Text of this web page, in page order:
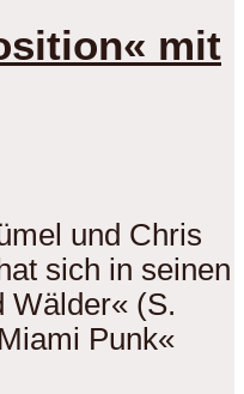
mit
und Chris
sich in seinen
Wälder« (S.
Punk«